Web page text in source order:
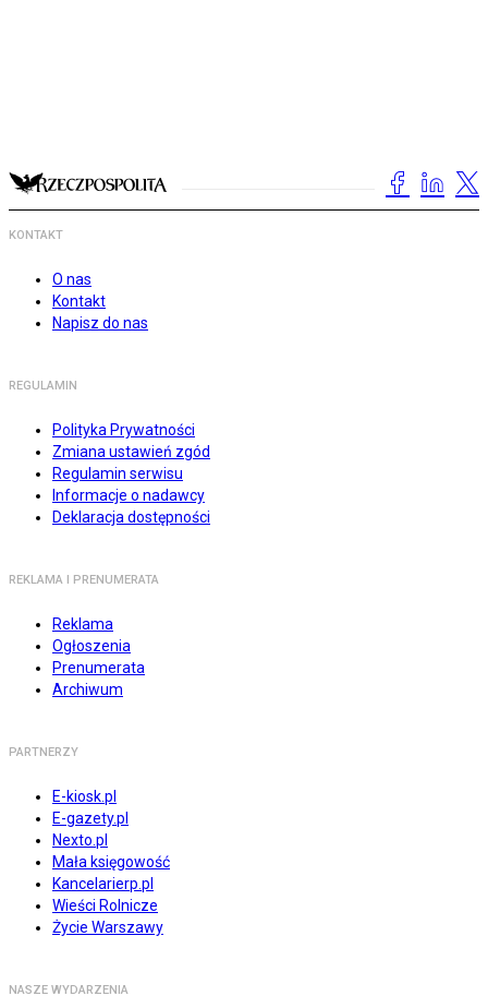
KONTAKT
O nas
Kontakt
Napisz do nas
REGULAMIN
Polityka Prywatności
Zmiana ustawień zgód
Regulamin serwisu
Informacje o nadawcy
Deklaracja dostępności
REKLAMA I PRENUMERATA
Reklama
Ogłoszenia
Prenumerata
Archiwum
PARTNERZY
E-kiosk.pl
E-gazety.pl
Nexto.pl
Mała księgowość
Kancelarierp.pl
Wieści Rolnicze
Życie Warszawy
NASZE WYDARZENIA